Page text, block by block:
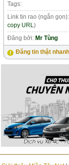
Tags:
Link tin rao (ngắn gọn):
copy URL)
Đăng bởi: Mr Tùng
Đăng tin thật